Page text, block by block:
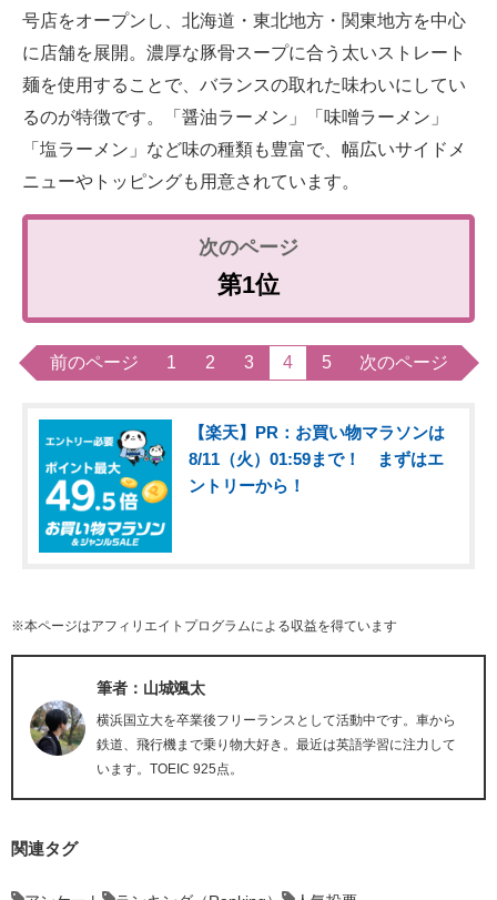
号店をオープンし、北海道・東北地方・関東地方を中心
に店舗を展開。濃厚な豚骨スープに合う太いストレート
麺を使用することで、バランスの取れた味わいにしてい
るのが特徴です。「醤油ラーメン」「味噌ラーメン」
「塩ラーメン」など味の種類も豊富で、幅広いサイドメ
ニューやトッピングも用意されています。
第1位
前のページ 1 2 3 4 5 次のページ
【楽天】PR：お買い物マラソンは
8/11（火）01:59まで！ まずはエ
ントリーから！
※本ページはアフィリエイトプログラムによる収益を得ています
筆者：山城颯太
横浜国立大を卒業後フリーランスとして活動中です。車から
鉄道、飛行機まで乗り物大好き。最近は英語学習に注力して
います。TOEIC 925点。
関連タグ